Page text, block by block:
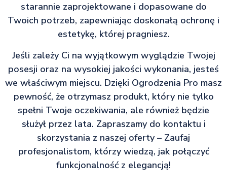
starannie zaprojektowane i dopasowane do
Twoich potrzeb, zapewniając doskonałą ochronę i
estetykę, której pragniesz.
Jeśli zależy Ci na wyjątkowym wyglądzie Twojej
posesji oraz na wysokiej jakości wykonania, jesteś
we właściwym miejscu. Dzięki Ogrodzenia Pro masz
pewność, że otrzymasz produkt, który nie tylko
spełni Twoje oczekiwania, ale również będzie
służył przez lata. Zapraszamy do kontaktu i
skorzystania z naszej oferty – Zaufaj
profesjonalistom, którzy wiedzą, jak połączyć
funkcjonalność z elegancją!